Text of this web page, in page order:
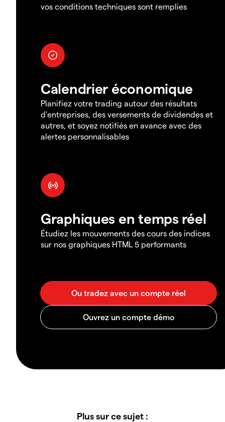
vos conditions techniques sont remplies
Calendrier économique
Planifiez votre trading autour des résultats
d'entreprises, des versements de dividendes et
autres, et soyez notifiés en avance avec des
alertes personnalisables
Graphiques en temps réel
Étudiez les mouvements des cours des indices
sur nos graphiques HTML 5 performants
Plus sur ce sujet :